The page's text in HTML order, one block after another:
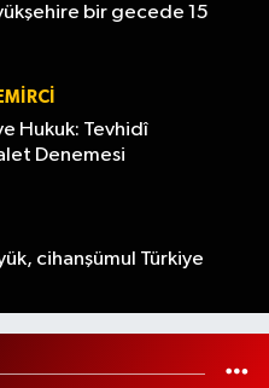
bir gecede 15
Hukuk: Tevhidî
Denemesi
cihanşümul Türkiye